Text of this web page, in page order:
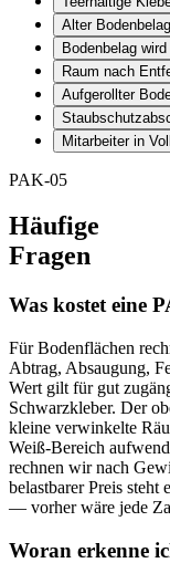
Alter
Bodenbelag
Raum nach
Aufgerollter
Mitarbeiter in
PAK-05
Häufige
Fragen
Was kostet eine
Für Bodenflächen
Abtrag, Absaugung,
Wert gilt für gut
Schwarzkleber. Der
kleine verwinkelte
Weiß-Bereich
rechnen wir nach
belastbarer Preis steht
— vorher wäre jede
Woran erkenne